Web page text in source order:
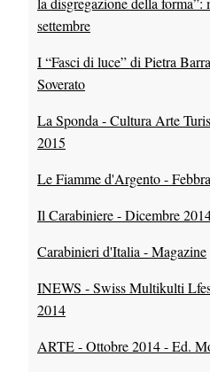
settembre
I “Fasci di luce” di Pietra
Soverato
La Sponda - Cultura Arte
2015
Le Fiamme d'Argento -
Il Carabiniere - Dicembre
Carabinieri d'Italia - Magazine
INEWS - Swiss Multikulti
2014
ARTE - Ottobre 2014 - Ed.